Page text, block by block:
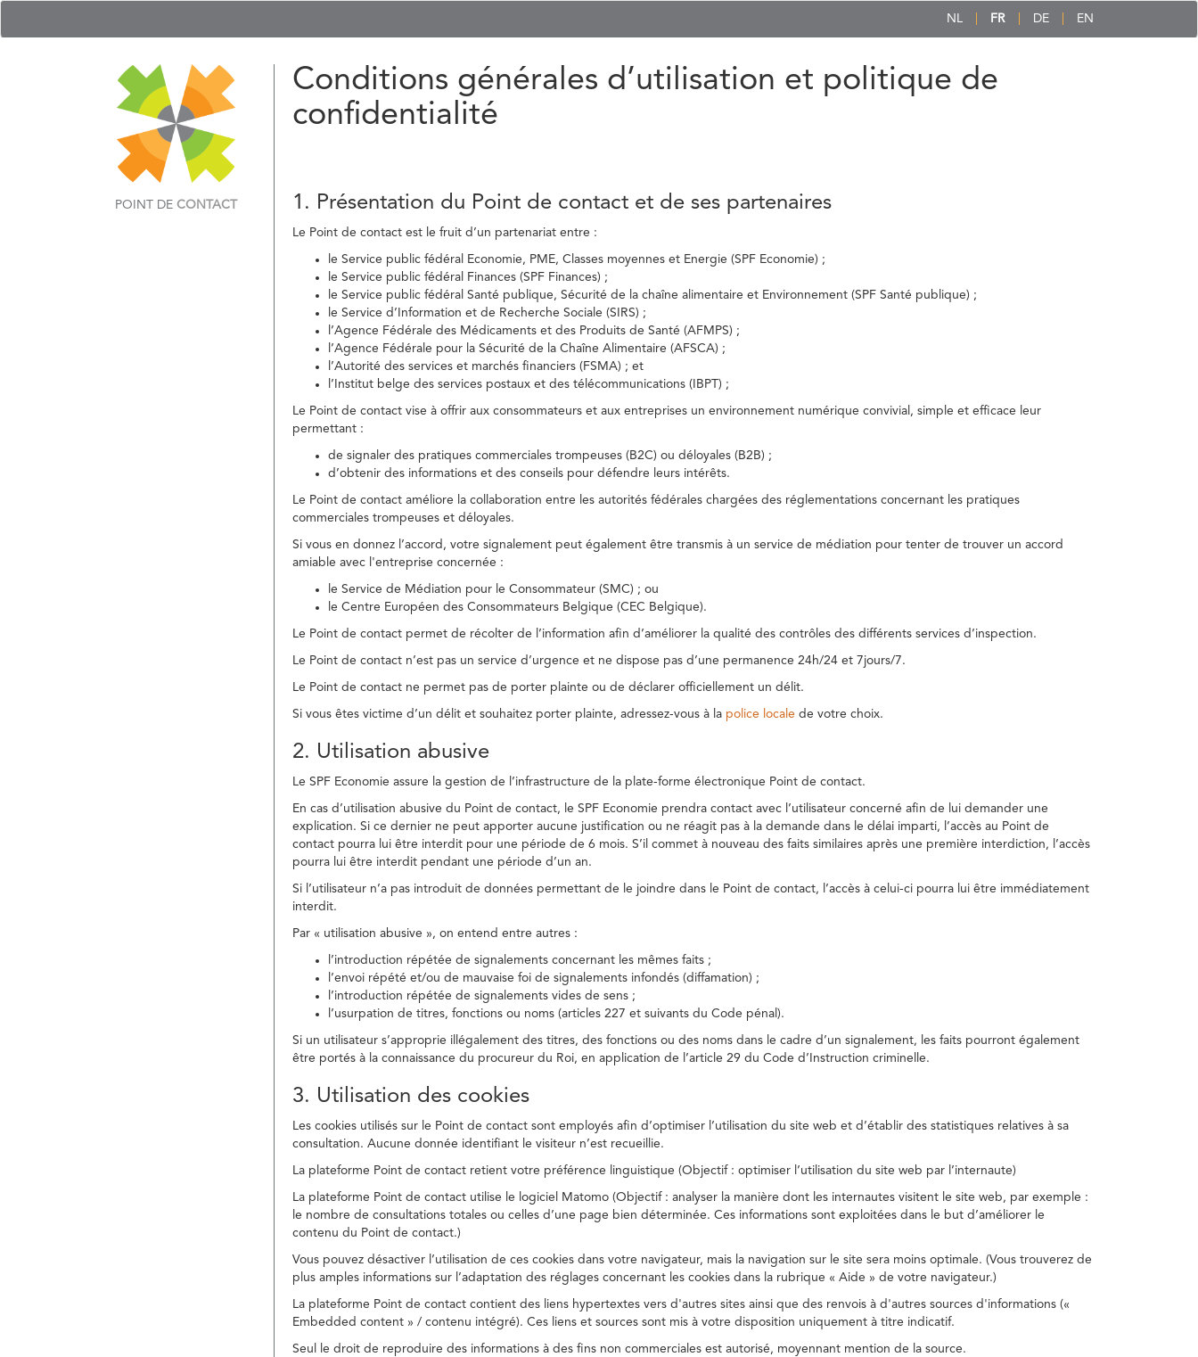
NL FR DE EN
POINT DE CONTACT
Conditions générales d’utilisation et politique de
confidentialité
1. Présentation du Point de contact et de ses partenaires
Le Point de contact est le fruit d’un partenariat entre :
le Service public fédéral Economie, PME, Classes moyennes et Energie (SPF Economie) ;
le Service public fédéral Finances (SPF Finances) ;
le Service public fédéral Santé publique, Sécurité de la chaîne alimentaire et Environnement (SPF Santé publique) ;
le Service d’Information et de Recherche Sociale (SIRS) ;
l’Agence Fédérale des Médicaments et des Produits de Santé (AFMPS) ;
l’Agence Fédérale pour la Sécurité de la Chaîne Alimentaire (AFSCA) ;
l’Autorité des services et marchés financiers (FSMA) ; et
l’Institut belge des services postaux et des télécommunications (IBPT) ;
Le Point de contact vise à offrir aux consommateurs et aux entreprises un environnement numérique convivial, simple et efficace leur
permettant :
de signaler des pratiques commerciales trompeuses (B2C) ou déloyales (B2B) ;
d’obtenir des informations et des conseils pour défendre leurs intérêts.
Le Point de contact améliore la collaboration entre les autorités fédérales chargées des réglementations concernant les pratiques
commerciales trompeuses et déloyales.
Si vous en donnez l’accord, votre signalement peut également être transmis à un service de médiation pour tenter de trouver un accord
amiable avec l'entreprise concernée :
le Service de Médiation pour le Consommateur (SMC) ; ou
le Centre Européen des Consommateurs Belgique (CEC Belgique).
Le Point de contact permet de récolter de l’information afin d’améliorer la qualité des contrôles des différents services d’inspection.
Le Point de contact n’est pas un service d’urgence et ne dispose pas d’une permanence 24h/24 et 7jours/7.
Le Point de contact ne permet pas de porter plainte ou de déclarer officiellement un délit.
Si vous êtes victime d’un délit et souhaitez porter plainte, adressez-vous à la police locale de votre choix.
2. Utilisation abusive
Le SPF Economie assure la gestion de l’infrastructure de la plate-forme électronique Point de contact.
En cas d’utilisation abusive du Point de contact, le SPF Economie prendra contact avec l’utilisateur concerné afin de lui demander une
explication. Si ce dernier ne peut apporter aucune justification ou ne réagit pas à la demande dans le délai imparti, l’accès au Point de
contact pourra lui être interdit pour une période de 6 mois. S’il commet à nouveau des faits similaires après une première interdiction, l’accès
pourra lui être interdit pendant une période d’un an.
Si l’utilisateur n’a pas introduit de données permettant de le joindre dans le Point de contact, l’accès à celui-ci pourra lui être immédiatement
interdit.
Par « utilisation abusive », on entend entre autres :
l’introduction répétée de signalements concernant les mêmes faits ;
l’envoi répété et/ou de mauvaise foi de signalements infondés (diffamation) ;
l’introduction répétée de signalements vides de sens ;
l’usurpation de titres, fonctions ou noms (articles 227 et suivants du Code pénal).
Si un utilisateur s’approprie illégalement des titres, des fonctions ou des noms dans le cadre d’un signalement, les faits pourront également
être portés à la connaissance du procureur du Roi, en application de l’article 29 du Code d’Instruction criminelle.
3. Utilisation des cookies
Les cookies utilisés sur le Point de contact sont employés afin d’optimiser l’utilisation du site web et d’établir des statistiques relatives à sa
consultation. Aucune donnée identifiant le visiteur n’est recueillie.
La plateforme Point de contact retient votre préférence linguistique (Objectif : optimiser l’utilisation du site web par l’internaute)
La plateforme Point de contact utilise le logiciel Matomo (Objectif : analyser la manière dont les internautes visitent le site web, par exemple :
le nombre de consultations totales ou celles d’une page bien déterminée. Ces informations sont exploitées dans le but d’améliorer le
contenu du Point de contact.)
Vous pouvez désactiver l’utilisation de ces cookies dans votre navigateur, mais la navigation sur le site sera moins optimale. (Vous trouverez de
plus amples informations sur l’adaptation des réglages concernant les cookies dans la rubrique « Aide » de votre navigateur.)
La plateforme Point de contact contient des liens hypertextes vers d'autres sites ainsi que des renvois à d'autres sources d'informations («
Embedded content » / contenu intégré). Ces liens et sources sont mis à votre disposition uniquement à titre indicatif.
Seul le droit de reproduire des informations à des fins non commerciales est autorisé, moyennant mention de la source.